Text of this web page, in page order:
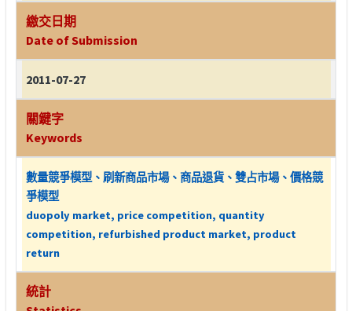
繳交日期
Date of Submission
2011-07-27
關鍵字
Keywords
數量競爭模型、刷新商品市場、商品退貨、雙占市場、價格競
爭模型
duopoly market, price competition, quantity
competition, refurbished product market, product
return
統計